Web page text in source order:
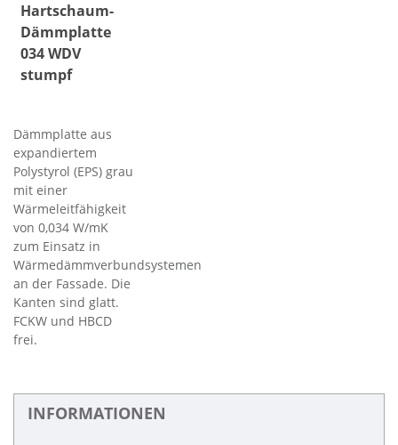
Hartschaum-
Dämmplatte
034 WDV
stumpf
Dämmplatte aus
expandiertem
Polystyrol (EPS) grau
mit einer
Wärmeleitfähigkeit
von 0,034 W/mK
zum Einsatz in
Wärmedämmverbundsystemen
an der Fassade. Die
Kanten sind glatt.
FCKW und HBCD
frei.
INFORMATIONEN